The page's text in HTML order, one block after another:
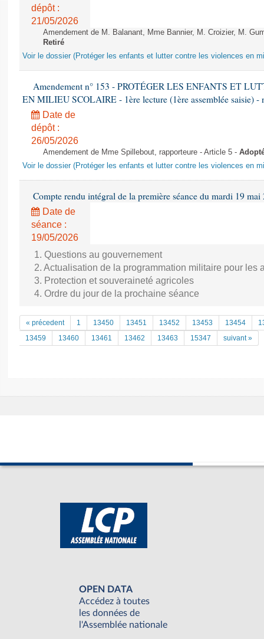
dépôt :
21/05/2026
Amendement de M. Balanant, Mme Bannier, M. Croizier, M.
Retiré
Voir le dossier (Protéger les enfants et lutter contre les violences en
Amendement n° 153 - PROTÉGER LES ENFANTS ET
EN MILIEU SCOLAIRE - 1ère lecture (1ère assemblée saisie) -
Date de
dépôt :
26/05/2026
Amendement de Mme Spillebout, rapporteure - Article 5 -
Voir le dossier (Protéger les enfants et lutter contre les violences en
Compte rendu intégral de la première séance du mardi 19 mai
Date de
séance :
19/05/2026
1. Questions au gouvernement
2. Actualisation de la programmation militaire pour les
3. Protection et souveraineté agricoles
4. Ordre du jour de la prochaine séance
« précedent 1 13450 13451 13452 13453 13454
13459
13460 13461 13462 13463 15347 suivant »
OPEN DATA
Accédez à toutes
les données de
l'Assemblée nationale